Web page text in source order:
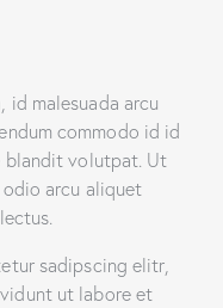
id malesuada arcu
commodo id id
blandit volutpat. Ut
arcu aliquet
sadipscing elitr,
ut labore et